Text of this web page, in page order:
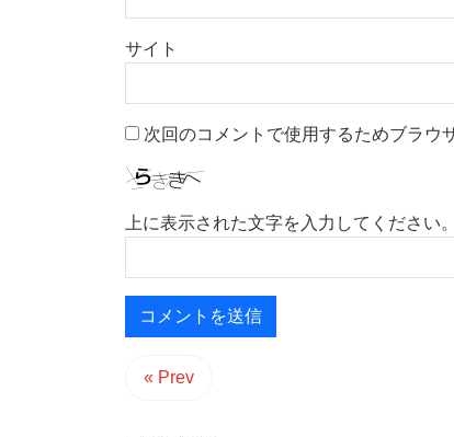
サイト
次回のコメントで使用するためブラウ
上に表示された文字を入力してください。
« Prev